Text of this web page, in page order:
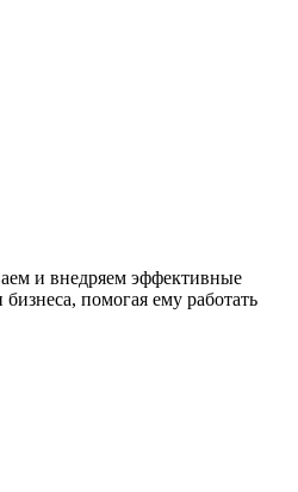
и внедряем эффективные
помогая ему работать